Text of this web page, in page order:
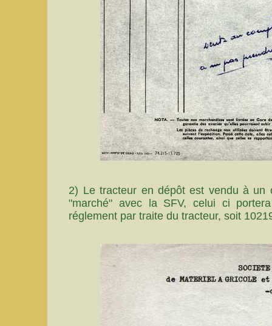
2) Le tracteur en dépôt est vendu à un
"marché" avec la SFV, celui ci
réglement par traite du tracteur, soit